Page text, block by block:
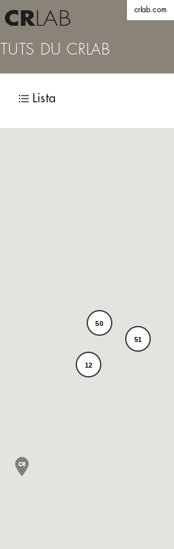
crlab.com
DU CRLAB
Lista
50
51
12